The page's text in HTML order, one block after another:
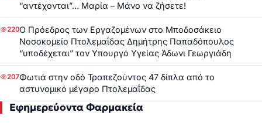
“αντέχονται”… Μαρία – Μάνο να ζήσετε!
220Ο Πρόεδρος των Εργαζομένων στο Μποδοσάκειο
Νοσοκομείο Πτολεμαΐδας Δημήτρης Παπαδόπουλος
“υποδέχεται” τον Υπουργό Υγείας Άδωνι Γεωργιάδη
207Φωτιά στην οδό Τραπεζούντος 47 δίπλα από το
αστυνομικό μέγαρο Πτολεμαΐδας
Εφημερεύοντα Φαρμακεία